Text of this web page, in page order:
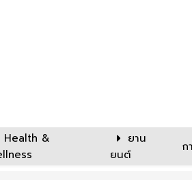
Health &
ยาน
ยนต์
ก